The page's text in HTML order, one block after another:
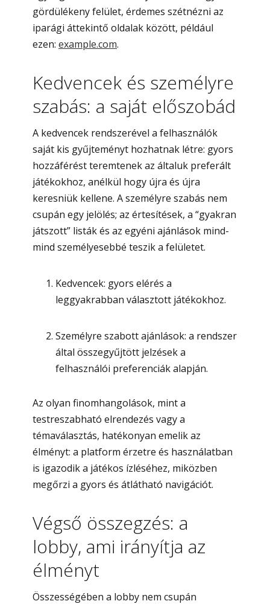
gördülékeny felület, érdemes szétnézni az
iparági áttekintő oldalak között, például
ezen: example.com.
Kedvencek és személyre
szabás: a saját előszobád
A kedvencek rendszerével a felhasználók
saját kis gyűjteményt hozhatnak létre: gyors
hozzáférést teremtenek az általuk preferált
játékokhoz, anélkül hogy újra és újra
keresniük kellene. A személyre szabás nem
csupán egy jelölés; az értesítések, a “gyakran
játszott” listák és az egyéni ajánlások mind-
mind személyesebbé teszik a felületet.
Kedvencek: gyors elérés a
leggyakrabban választott játékokhoz.
Személyre szabott ajánlások: a rendszer
által összegyűjtött jelzések a
felhasználói preferenciák alapján.
Az olyan finomhangolások, mint a
testreszabható elrendezés vagy a
témaválasztás, hatékonyan emelik az
élményt: a platform érzetre és használatban
is igazodik a játékos ízléséhez, miközben
megőrzi a gyors és átlátható navigációt.
Végső összegzés: a
lobby, ami irányítja az
élményt
Összességében a lobby nem csupán